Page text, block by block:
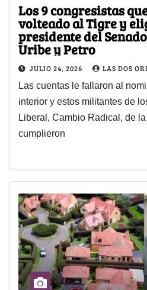
Los 9 congresistas
volteado al Tigre y
presidente del
Uribe y Petro
JULIO 24, 2026 LAS DOS
Las cuentas le fallaron al
interior y estos militantes de
Liberal, Cambio Radical, de
cumplieron